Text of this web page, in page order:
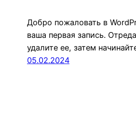
Добро пожаловать в
ваша первая запись.
удалите ее, затем
05.02.2024